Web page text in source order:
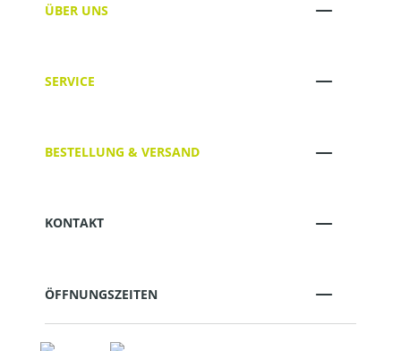
ÜBER UNS
SERVICE
BESTELLUNG & VERSAND
KONTAKT
ÖFFNUNGSZEITEN